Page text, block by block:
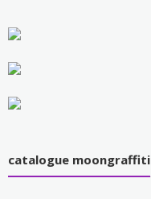
catalogue moongraffiti